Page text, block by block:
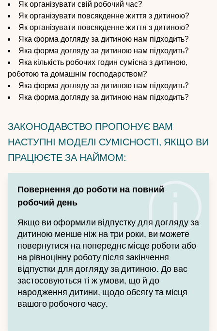
Як організувати свій робочий час?
Як організувати повсякденне життя з дитиною?
Як організувати повсякденне життя з дитиною?
Яка форма догляду за дитиною нам підходить?
Яка форма догляду за дитиною нам підходить?
Яка кількість робочих годин сумісна з дитиною,
роботою та домашнім господарством?
Яка форма догляду за дитиною нам підходить?
Яка форма догляду за дитиною нам підходить?
ЗАКОНОДАВСТВО ПРОПОНУЄ ВАМ
НАСТУПНІ МОДЕЛІ СУМІСНОСТІ, ЯКЩО ВИ
ПРАЦЮЄТЕ ЗА НАЙМОМ:
Повернення до роботи на повний
робочий день
Якщо ви оформили відпустку для догляду за
дитиною менше ніж на три роки, ви можете
повернутися на попереднє місце роботи або
на рівноцінну роботу після закінчення
відпустки для догляду за дитиною. До вас
застосовуються ті ж умови, що й до
народження дитини, щодо обсягу та місця
вашого робочого часу.